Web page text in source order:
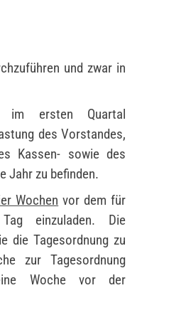
und zwar in
im ersten Quartal
des Vorstandes,
Kassen- sowie des
Jahr zu befinden.
Wochen vor dem für
einzuladen. Die
die Tagesordnung zu
zur Tagesordnung
Woche vor der